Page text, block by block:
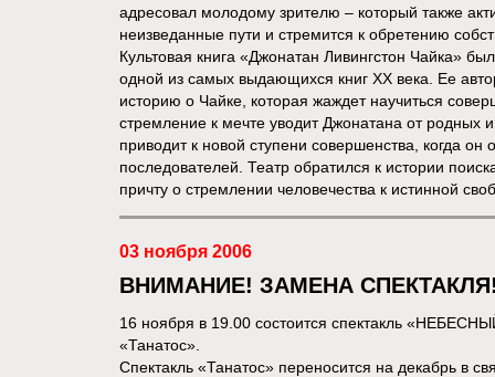
адресовал молодому зрителю – который также
неизведанные пути и стремится к обретению
Культовая книга «Джонатан Ливингстон Чайка»
одной из самых выдающихся книг XX века. Ее
историю о Чайке, которая жаждет научиться
стремление к мечте уводит Джонатана от родных и
приводит к новой ступени совершенства, когда он
последователей. Театр обратился к истории
причту о стремлении человечества к истинной
03 ноября 2006
ВНИМАНИЕ! ЗАМЕНА
16 ноября в 19.00 состоится спектакль
«Танатос».
Спектакль «Танатос» переносится на декабрь в